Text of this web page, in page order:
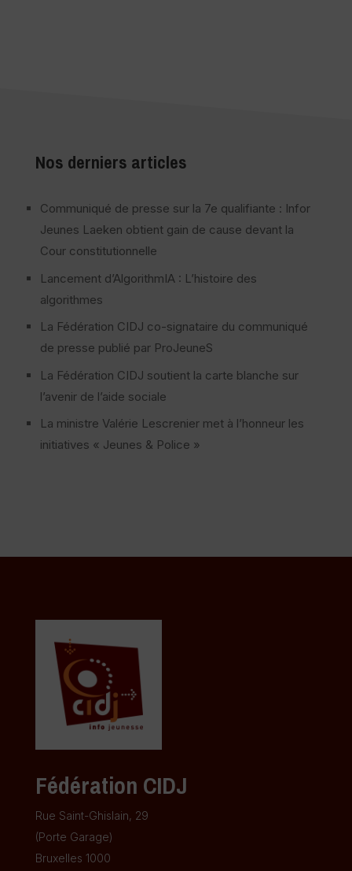
Nos derniers articles
Communiqué de presse sur la 7e qualifiante : Infor
Jeunes Laeken obtient gain de cause devant la
Cour constitutionnelle
Lancement d’AlgorithmIA : L’histoire des
algorithmes
La Fédération CIDJ co-signataire du communiqué
de presse publié par ProJeuneS
La Fédération CIDJ soutient la carte blanche sur
l’avenir de l’aide sociale
La ministre Valérie Lescrenier met à l’honneur les
initiatives « Jeunes & Police »
Fédération CIDJ
Rue Saint-Ghislain, 29
(Porte Garage)
Bruxelles 1000